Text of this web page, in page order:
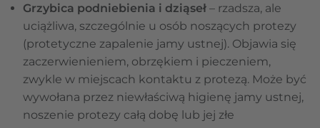
Grzybica podniebienia i dziąseł – rzadsza, ale
uciążliwa, szczególnie u osób noszących protezy
(protetyczne zapalenie jamy ustnej). Objawia się
zaczerwienieniem, obrzękiem i pieczeniem,
zwykle w miejscach kontaktu z protezą. Może być
wywołana przez niewłaściwą higienę jamy ustnej,
noszenie protezy całą dobę lub jej złe